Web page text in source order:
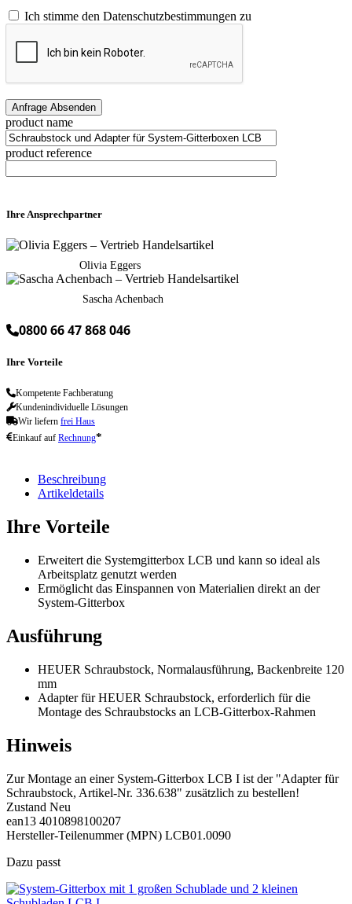
Ich stimme den Datenschutzbestimmungen zu
product name
product reference
Ihre Ansprechpartner
Olivia Eggers
Sascha Achenbach
0800 66 47 868 046
Ihre Vorteile
Kompetente Fachberatung
Kundenindividuelle Lösungen
Wir liefern frei Haus
Einkauf auf Rechnung*
Beschreibung
Artikeldetails
Ihre Vorteile
Erweitert die Systemgitterbox LCB und kann so ideal als
Arbeitsplatz genutzt werden
Ermöglicht das Einspannen von Materialien direkt an der
System-Gitterbox
Ausführung
HEUER Schraubstock, Normalausführung, Backenbreite 120
mm
Adapter für HEUER Schraubstock, erforderlich für die
Montage des Schraubstocks an LCB-Gitterbox-Rahmen
Hinweis
Zur Montage an einer System-Gitterbox LCB I ist der "Adapter für
Schraubstock, Artikel-Nr. 336.638" zusätzlich zu bestellen!
Zustand Neu
ean13 4010898100207
Hersteller-Teilenummer (MPN) LCB01.0090
Dazu passt